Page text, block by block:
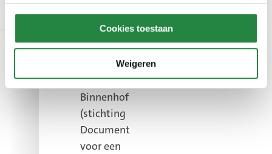
Cookies toestaan
Weigeren
links
naar
rechts
geschenk
Hofboek
Verleden van
het
Binnenhof
(stichting
Document
voor een
November